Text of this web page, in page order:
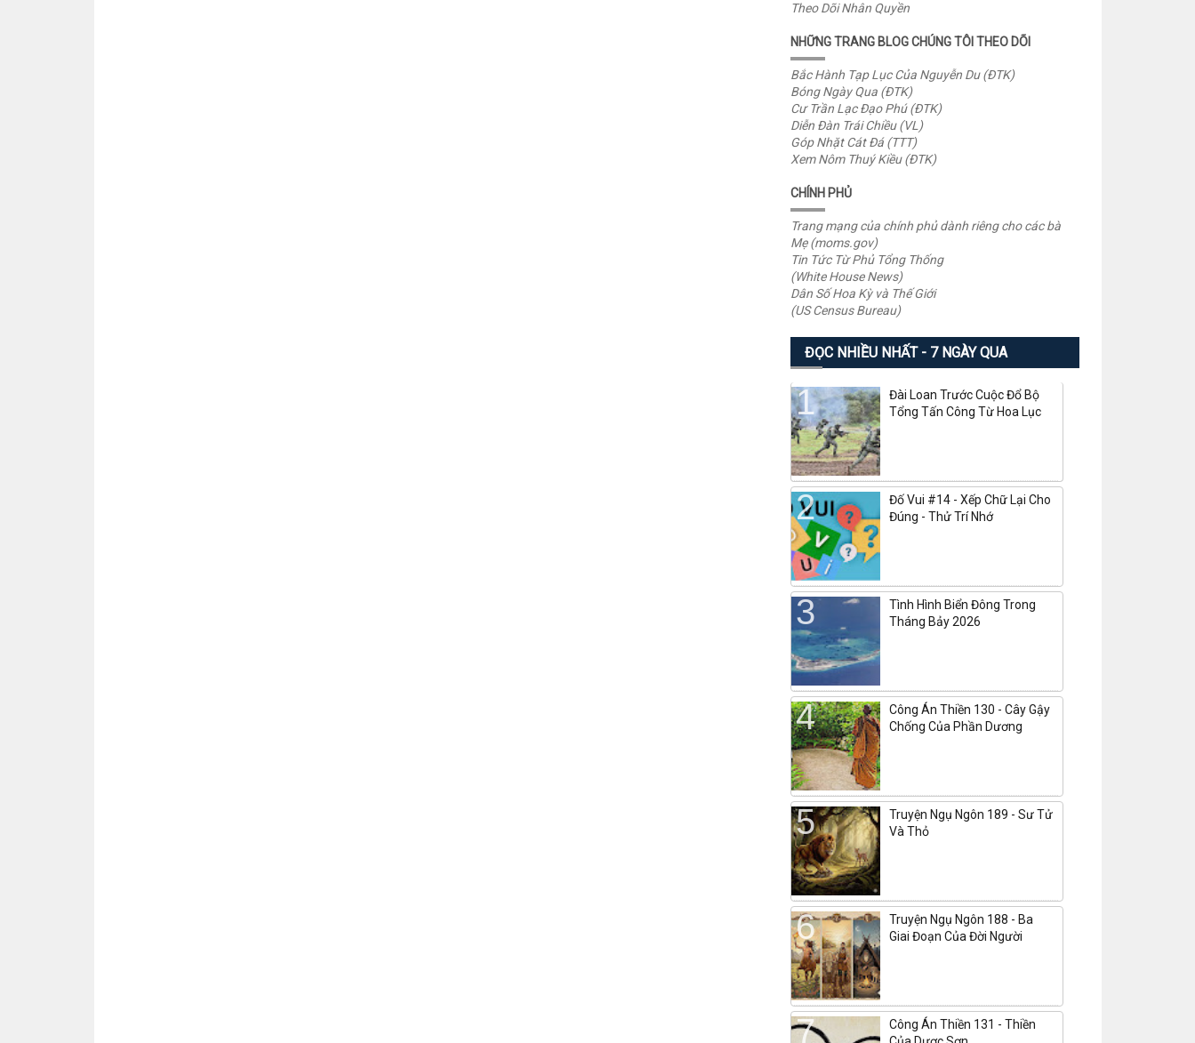
Theo Dõi Nhân Quyền
NHỮNG TRANG BLOG CHÚNG TÔI THEO DÕI
Bắc Hành Tạp Lục Của Nguyễn Du (ĐTK)
Bóng Ngày Qua (ĐTK)
Cư Trần Lạc Đạo Phú (ĐTK)
Diễn Đàn Trái Chiều (VL)
Góp Nhặt Cát Đá (TTT)
Xem Nôm Thuý Kiều (ĐTK)
CHÍNH PHỦ
Trang mạng của chính phủ dành riêng cho các bà
Mẹ (moms.gov)
Tin Tức Từ Phủ Tổng Thống
(White House News)
Dân Số Hoa Kỳ và Thế Giới
(US Census Bureau)
ĐỌC NHIỀU NHẤT - 7 NGÀY QUA
Đài Loan Trước Cuộc Đổ Bộ
Tổng Tấn Công Từ Hoa Lục
Đố Vui #14 - Xếp Chữ Lại Cho
Đúng - Thử Trí Nhớ
Tình Hình Biển Đông Trong
Tháng Bảy 2026
Công Án Thiền 130 - Cây Gậy
Chống Của Phần Dương
Truyện Ngụ Ngôn 189 - Sư Tử
Và Thỏ
Truyện Ngụ Ngôn 188 - Ba
Giai Đoạn Của Đời Người
Công Án Thiền 131 - Thiền